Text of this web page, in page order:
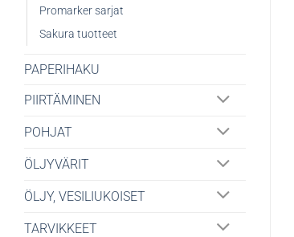
Promarker sarjat
Sakura tuotteet
PAPERIHAKU
PIIRTÄMINEN
POHJAT
ÖLJYVÄRIT
ÖLJY, VESILIUKOISET
TARVIKKEET